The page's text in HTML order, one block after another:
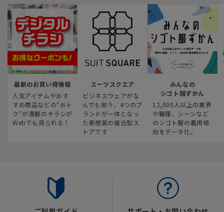
最新のお買い得情報
人気アイテムやおす
すめ商品などの“おト
ク“が満載のチラシが
Webでも見られる！
スーツスクエア
ビジネスウェアがな
んでも揃う、4つのブ
ランドが一体となっ
た新感覚の複合型ス
トアです
みんなの
シゴト服ずかん
12,000人以上の業界
や職種、シーンなど
のシゴト服の着用傾
向をデータ化。